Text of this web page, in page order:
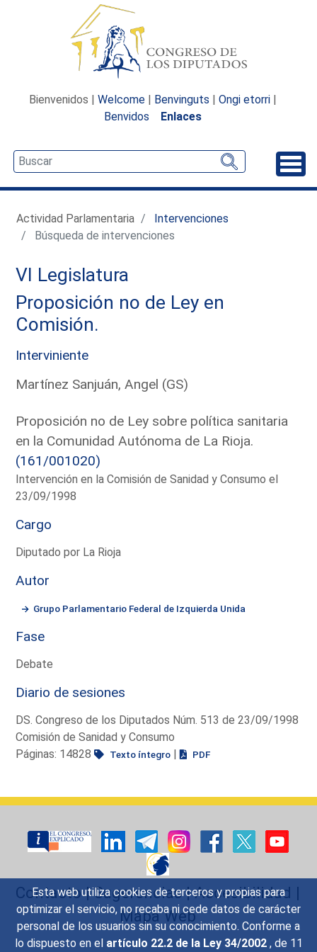
Esta web utiliza cookies de terceros y propias para
optimizar el servicio, no recaba ni cede datos de carácter
personal de los usuarios sin su conocimiento. Conforme a
lo dispuesto en el artículo 22.2 de la Ley 34/2002 , de 11
Bienvenidos | Welcome | Benvinguts | Ongi etorri |
Benvidos
Enlaces
Actividad Parlamentaria
Intervenciones
Búsqueda de intervenciones
VI Legislatura
Proposición no de Ley en
Comisión.
Interviniente
Martínez Sanjuán, Angel (GS)
Proposición no de Ley sobre política sanitaria
en la Comunidad Autónoma de La Rioja.
(161/001020)
Intervención en la Comisión de Sanidad y Consumo el
23/09/1998
Cargo
Diputado por La Rioja
Autor
Grupo Parlamentario Federal de Izquierda Unida
Fase
Debate
Diario de sesiones
DS. Congreso de los Diputados Núm. 513 de 23/09/1998
Comisión de Sanidad y Consumo
Páginas: 14828
Texto íntegro | PDF
Contacto|Sugerencias|Accesibilidad |
Mapa Web